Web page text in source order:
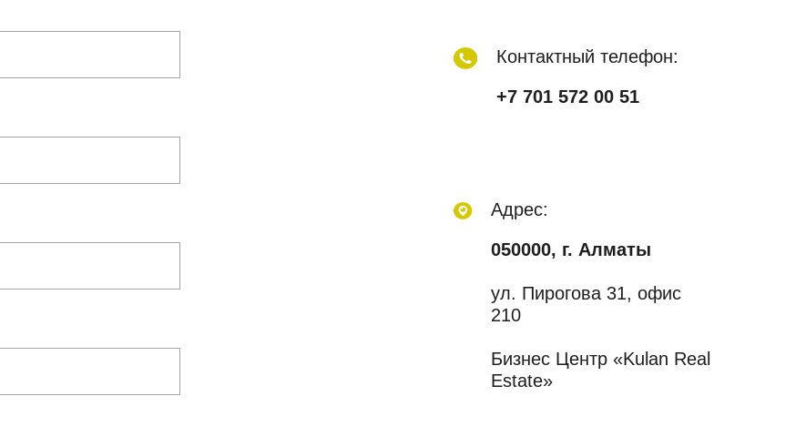
Контактный телефон:
+7 701 572 00 51
Адрес:
050000, г. Алматы
ул. Пирогова 31, офис
210
Бизнес Центр «Kulan Real
Estate»